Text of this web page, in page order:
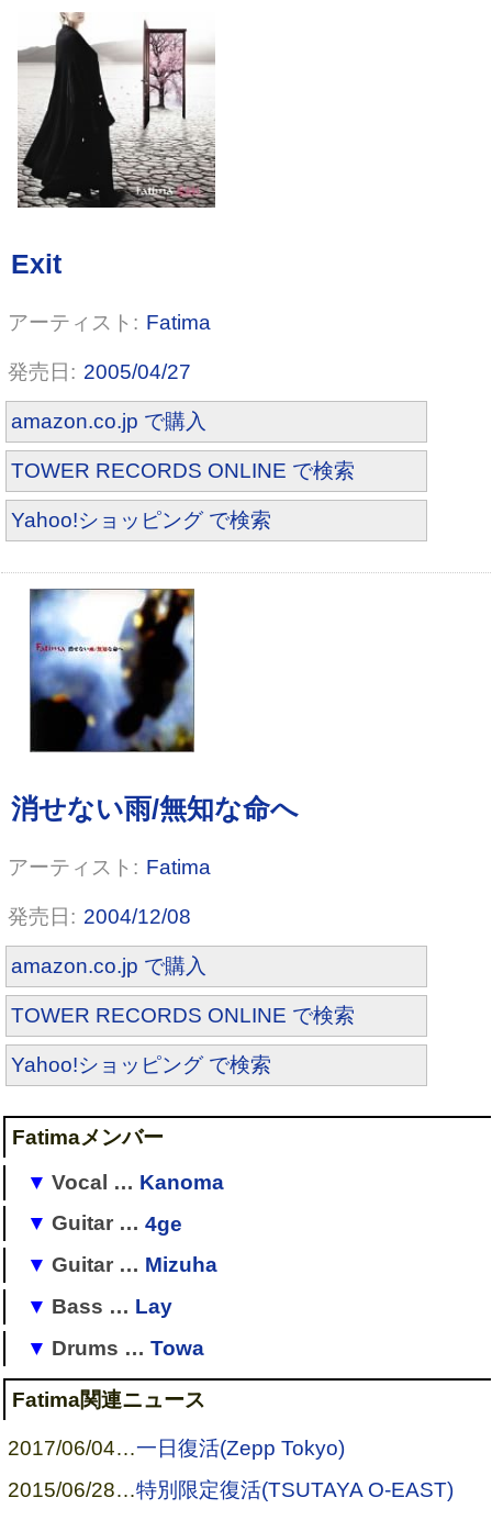
Fatima
2005/04/27
amazon.co.jp で購入
TOWER RECORDS ONLINE で検索
Yahoo!ショッピング で検索
消せない雨/無知な命へ
Fatima
2004/12/08
amazon.co.jp で購入
TOWER RECORDS ONLINE で検索
Yahoo!ショッピング で検索
Fatimaメンバー
Vocal … Kanoma
→MALICE MIZER
→Alicia
→Fatima (Hitomi→Sanaka→Kanoma)
→Moran(Hitomi)
→ウミユリ、雨や雨
Guitar … 4ge
→Lure+Selene
→Fatima
(4ge)
→ねこまんま会議
Guitar … Mizuha
→Le'cheri
Fatima
Bass … Lay
→Le'cheri
→Fatima(Lay)
→obscure(cake)
Drums … Towa
→Lure+Selene
→RusH
→Moran(Soan)
Fatima関連ニュース
2017/06/04…一日復活(Zepp Tokyo)
2015/06/28…特別限定復活(TSUTAYA O-EAST)